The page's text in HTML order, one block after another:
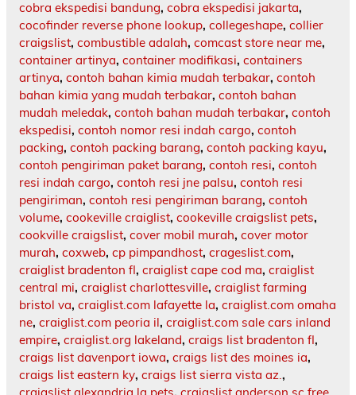
cobra ekspedisi bandung, cobra ekspedisi jakarta,
cocofinder reverse phone lookup, collegeshape, collier
craigslist, combustible adalah, comcast store near me,
container artinya, container modifikasi, containers
artinya, contoh bahan kimia mudah terbakar, contoh
bahan kimia yang mudah terbakar, contoh bahan
mudah meledak, contoh bahan mudah terbakar, contoh
ekspedisi, contoh nomor resi indah cargo, contoh
packing, contoh packing barang, contoh packing kayu,
contoh pengiriman paket barang, contoh resi, contoh
resi indah cargo, contoh resi jne palsu, contoh resi
pengiriman, contoh resi pengiriman barang, contoh
volume, cookeville craiglist, cookeville craigslist pets,
cookville craigslist, cover mobil murah, cover motor
murah, coxweb, cp pimpandhost, crageslist.com,
craiglist bradenton fl, craiglist cape cod ma, craiglist
central mi, craiglist charlottesville, craiglist farming
bristol va, craiglist.com lafayette la, craiglist.com omaha
ne, craiglist.com peoria il, craiglist.com sale cars inland
empire, craiglist.org lakeland, craigs list bradenton fl,
craigs list davenport iowa, craigs list des moines ia,
craigs list eastern ky, craigs list sierra vista az.,